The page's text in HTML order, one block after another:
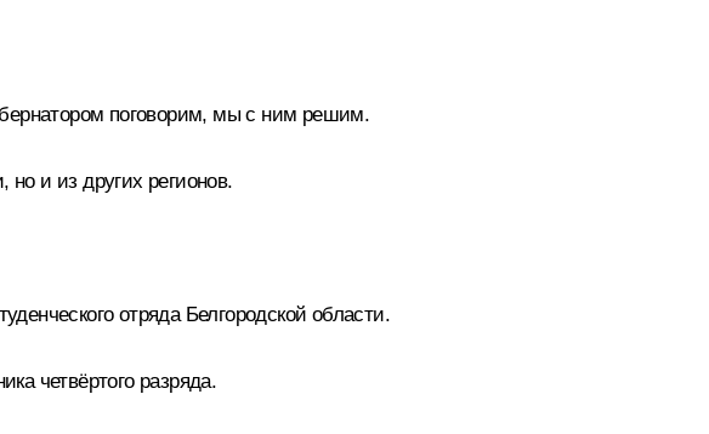
поговорим, мы с ним решим.
но и из других регионов.
отряда Белгородской области.
четвёртого разряда.